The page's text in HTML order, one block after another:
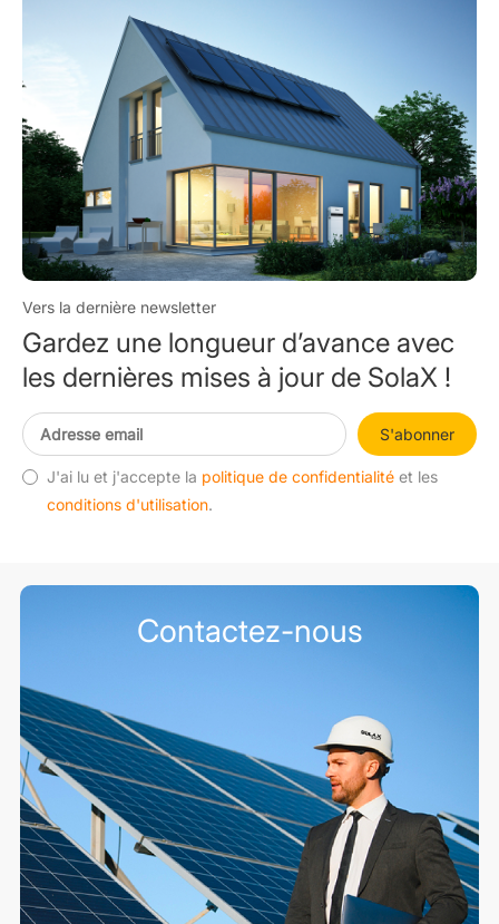
Vers la dernière newsletter
Gardez une longueur d’avance avec
les dernières mises à jour de SolaX !
S'abonner
J'ai lu et j'accepte la politique de confidentialité et les
conditions d'utilisation.
Contactez-nous